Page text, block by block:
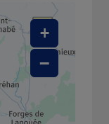
+
−